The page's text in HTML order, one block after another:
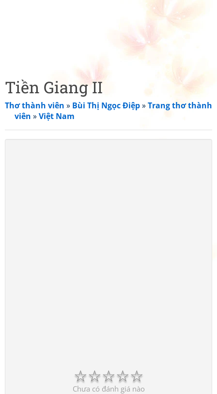
Tiền Giang II
Thơ thành viên » Bùi Thị Ngọc Điệp»Trang thơ thành
viên »Việt Nam
☆
☆
☆
☆
☆
Chưa có đánh giá nào